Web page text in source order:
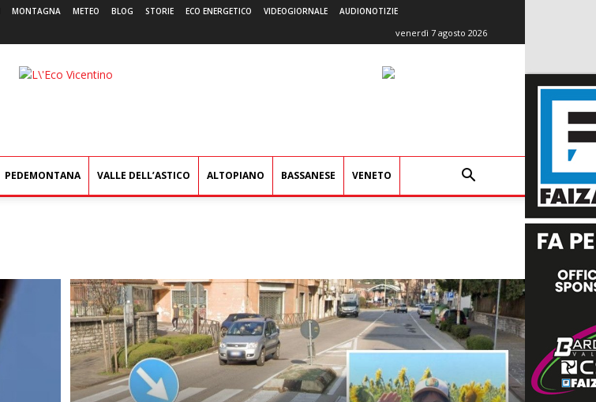
MONTAGNA METEO BLOG STORIE ECO ENERGETICO VIDEOGIORNALE AUDIONOTIZIE
venerdì 7 agosto 2026
L'Eco
PEDEMONTANA VALLE DELL’ASTICO ALTOPIANO BASSANESE VENETO